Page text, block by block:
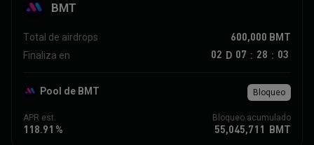
BMT
Total de airdrops 600,000 BMT
Finaliza en
02 D 07 : 28 : 03
Pool de BMT
APR est.
118.91 %
Bloqueo acumulado
55,045,711 BMT
Bloqueo